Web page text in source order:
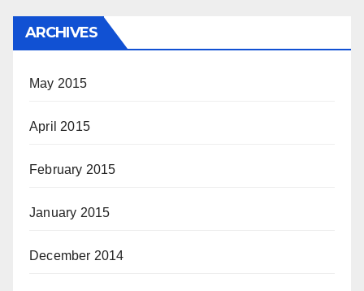
ARCHIVES
May 2015
April 2015
February 2015
January 2015
December 2014